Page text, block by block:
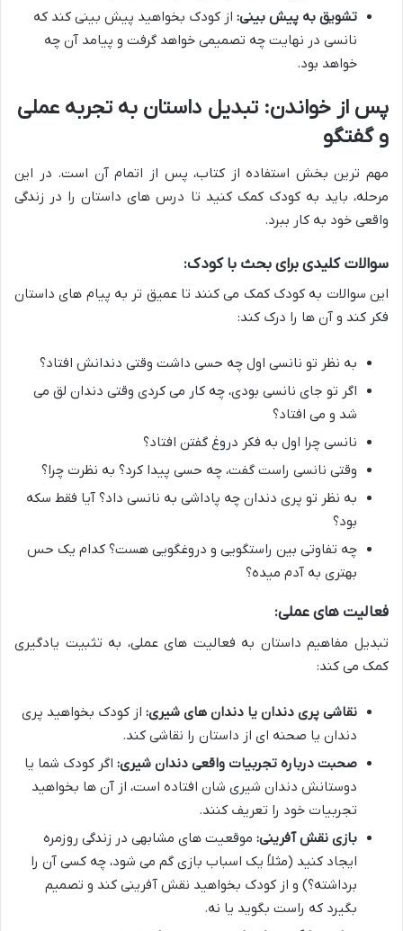
تشویق به پیش بینی: از کودک بخواهید پیش بینی کند که
نانسی در نهایت چه تصمیمی خواهد گرفت و پیامد آن چه
خواهد بود.
پس از خواندن: تبدیل داستان به تجربه عملی
و گفتگو
مهم ترین بخش استفاده از کتاب، پس از اتمام آن است. در این
مرحله، باید به کودک کمک کنید تا درس های داستان را در زندگی
واقعی خود به کار ببرد.
سوالات کلیدی برای بحث با کودک:
این سوالات به کودک کمک می کنند تا عمیق تر به پیام های داستان
فکر کند و آن ها را درک کند:
به نظر تو نانسی اول چه حسی داشت وقتی دندانش افتاد؟
اگر تو جای نانسی بودی، چه کار می کردی وقتی دندان لق می
شد و می افتاد؟
نانسی چرا اول به فکر دروغ گفتن افتاد؟
وقتی نانسی راست گفت، چه حسی پیدا کرد؟ به نظرت چرا؟
به نظر تو پری دندان چه پاداشی به نانسی داد؟ آیا فقط سکه
بود؟
چه تفاوتی بین راستگویی و دروغگویی هست؟ کدام یک حس
بهتری به آدم میده؟
فعالیت های عملی:
تبدیل مفاهیم داستان به فعالیت های عملی، به تثبیت یادگیری
کمک می کند:
نقاشی پری دندان یا دندان های شیری: از کودک بخواهید پری
دندان یا صحنه ای از داستان را نقاشی کند.
صحبت درباره تجربیات واقعی دندان شیری: اگر کودک شما یا
دوستانش دندان شیری شان افتاده است، از آن ها بخواهید
تجربیات خود را تعریف کنند.
بازی نقش آفرینی: موقعیت های مشابهی در زندگی روزمره
ایجاد کنید (مثلاً یک اسباب بازی گم می شود، چه کسی آن را
برداشته؟) و از کودک بخواهید نقش آفرینی کند و تصمیم
بگیرد که راست بگوید یا نه.